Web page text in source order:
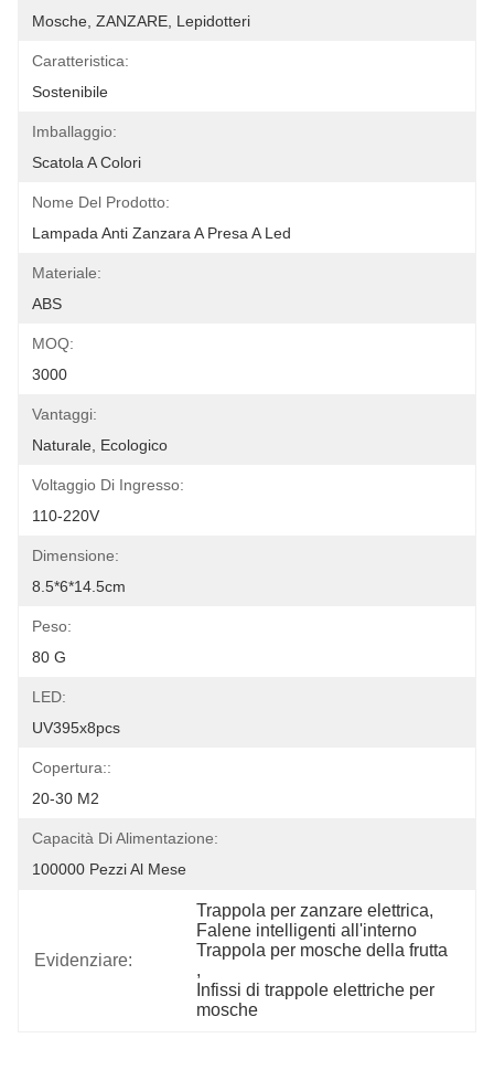
Mosche, ZANZARE, Lepidotteri
Caratteristica:
Sostenibile
Imballaggio:
Scatola A Colori
Nome Del Prodotto:
Lampada Anti Zanzara A Presa A Led
Materiale:
ABS
MOQ:
3000
Vantaggi:
Naturale, Ecologico
Voltaggio Di Ingresso:
110-220V
Dimensione:
8.5*6*14.5cm
Peso:
80 G
LED:
UV395x8pcs
Copertura::
20-30 M2
Capacità Di Alimentazione:
100000 Pezzi Al Mese
Evidenziare:
Trappola per zanzare elettrica,
Falene intelligenti all'interno
Trappola per mosche della frutta
,
Infissi di trappole elettriche per
mosche